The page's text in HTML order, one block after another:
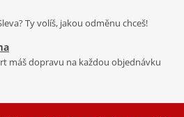
Ty volíš, jakou odměnu chceš!
máš dopravu na každou objednávku